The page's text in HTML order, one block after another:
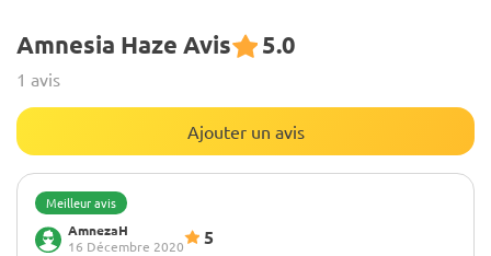
Amnesia Haze Avis 5.0
1 avis
Ajouter un avis
Meilleur avis
AmnezaH
16 Décembre 2020
5